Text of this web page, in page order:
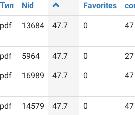
Тип Nid
Favorites
pdf 13684 47.7 0 47
pdf 5964 47.7 0 27
pdf 16989 47.7 0 47
pdf 14579 47.7 0 47